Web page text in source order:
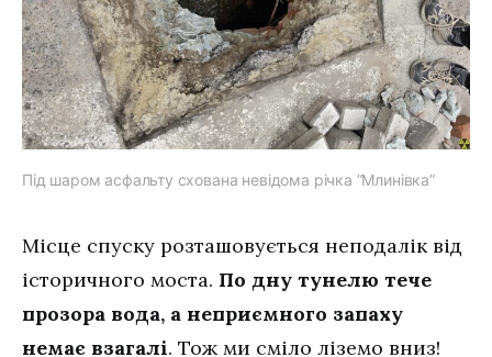
Під шаром асфальту схована невідома річка “Млинівка”
Місце спуску розташовується неподалік від
історичного моста. По дну тунелю тече
прозора вода, а неприємного запаху
немає взагалі. Тож ми сміло ліземо вниз!